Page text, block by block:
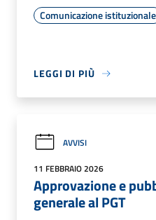
Comunicazione istituzionale
LEGGI DI PIÙ
AVVISI
11 FEBBRAIO 2026
Approvazione e
generale al PGT